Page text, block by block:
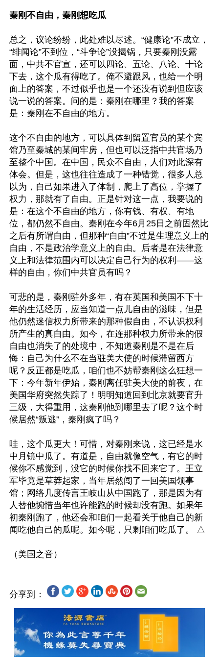
秦刚不自由，秦刚想吃瓜
总之，议论纷纷，此处难以尽述。“健康论”不成立，
“绯闻论”不到位，“斗争论”没揭锅，只要秦刚没露
面，中共不官宣，还可以四论、五论、八论、十论
下去，这个瓜有得吃了。俺不避跟风，也给一个明
面上的答案，不过似乎也是一个还没有说到但应该
说一说的答案。问的是：秦刚在哪里？我的答案
是：秦刚在不自由的地方。
这个不自由的地方，可以具体到留置官员的某个宾
馆乃至秦城的某间牢房，但也可以泛指中共官场乃
至整个中国。在中国，民众不自由，人们对此深有
体会。但是，这也往往造成了一种错觉，很多人总
以为，自己如果进入了体制，爬上了高位，掌握了
权力，那就有了自由。正是针对这一点，我要说的
是：在这个不自由的地方，你有钱、有权、有地
位，都仍然不自由。秦刚在今年6月25日之前固然比
之后有所谓自由，但那种“自由”不过是生理意义上的
自由，不是政治学意义上的自由。后者是在法律意
义上和法律范围内可以决定自己行为的权利——这
样的自由，你们中共官员有吗？
可悲的是，秦刚驻外多年，有在英国和美国不下十
年的生活经历，应当知道一点儿自由的滋味，但是
他仍然迷信权力所带来的那种假自由，不认识权利
所产生的真自由。如今，在连那种权力所带来的假
自由也消失了的处境中，不知道秦刚是不是在后
悔：自己为什么不在当驻美大使的时候滞留西方
呢？反正都是吃瓜，咱们也不妨帮秦刚这么狂想一
下：今年新年伊始，秦刚离任驻美大使的前夜，在
美国华府突然失踪了！明明知道回到北京就要官升
三级，大得重用，这秦刚他到哪里去了呢？这个时
候居然“叛逃”，秦刚疯了吗？
哇，这个瓜更大！可惜，对秦刚来说，这已经是水
中月镜中瓜了。有道是，自由就像空气，有它的时
候你不感觉到，没它的时候你找不回来它了。王立
军毕竟是草莽起家，当年居然闯了一回美国领事
馆；网络几度传言王岐山从中国跑了，那是因为有
人替他惋惜当年也许能跑的时候却没有跑。如果年
初秦刚跑了，他还会和咱们一起看关于他自己的新
闻吃他自己的瓜呢。如今呢，只剩咱们吃瓜了。 △
分享到：